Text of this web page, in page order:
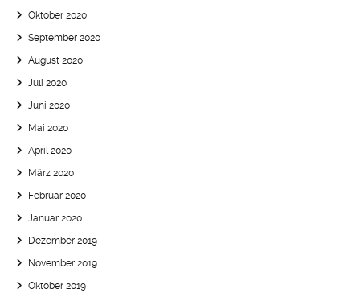
Oktober 2020
September 2020
August 2020
Juli 2020
Juni 2020
Mai 2020
April 2020
März 2020
Februar 2020
Januar 2020
Dezember 2019
November 2019
Oktober 2019